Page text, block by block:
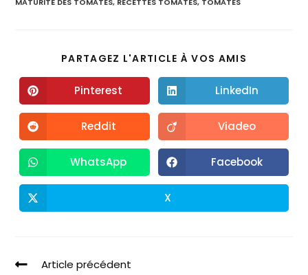
PARTAGEZ L'ARTICLE À VOS AMIS
Pinterest LinkedIn
Reddit Viadeo
WhatsApp Facebook
X
Article précédent